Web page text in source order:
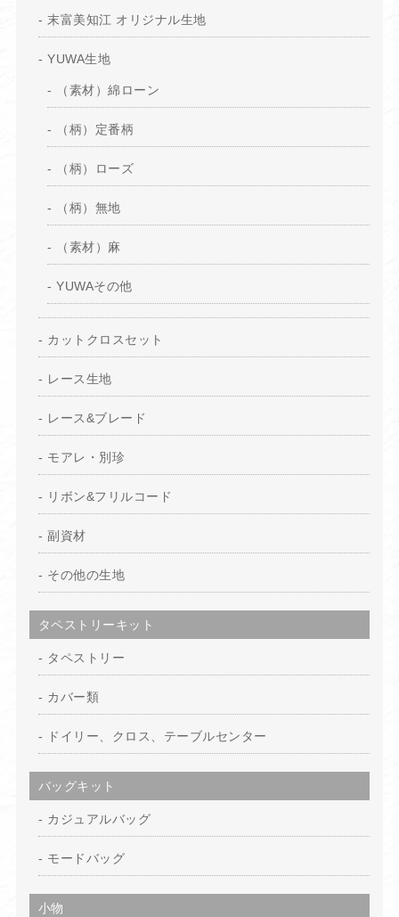
末富美知江 オリジナル生地
YUWA生地
（素材）綿ローン
（柄）定番柄
（柄）ローズ
（柄）無地
（素材）麻
YUWAその他
カットクロスセット
レース生地
レース&ブレード
モアレ・別珍
リボン&フリルコード
副資材
その他の生地
タペストリーキット
タペストリー
カバー類
ドイリー、クロス、テーブルセンター
バッグキット
カジュアルバッグ
モードバッグ
小物